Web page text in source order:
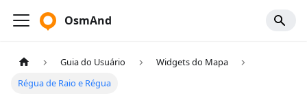
OsmAnd
Guia do Usuário
Widgets do Mapa
Régua de Raio e Régua